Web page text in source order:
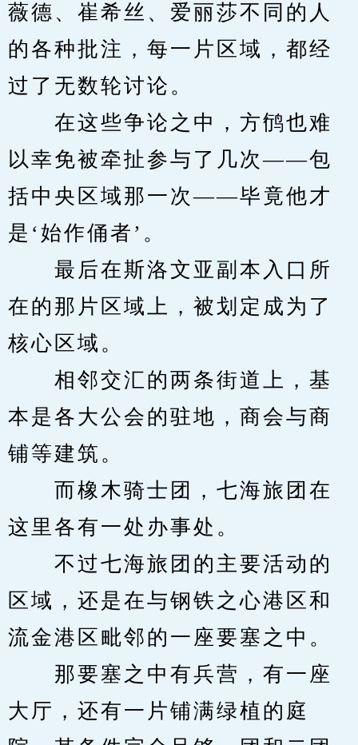
薇德、崔希丝、爱丽莎不同的人
的各种批注，每一片区域，都经
过了无数轮讨论。
在这些争论之中，方鸻也难
以幸免被牵扯参与了几次——包
括中央区域那一次——毕竟他才
是‘始作俑者’。
最后在斯洛文亚副本入口所
在的那片区域上，被划定成为了
核心区域。
相邻交汇的两条街道上，基
本是各大公会的驻地，商会与商
铺等建筑。
而橡木骑士团，七海旅团在
这里各有一处办事处。
不过七海旅团的主要活动的
区域，还是在与钢铁之心港区和
流金港区毗邻的一座要塞之中。
那要塞之中有兵营，有一座
大厅，还有一片铺满绿植的庭